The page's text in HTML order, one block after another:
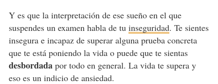
Y es que la interpretación de ese sueño en el que
suspendes un examen habla de tu inseguridad. Te sientes
insegura e incapaz de superar alguna prueba concreta
que te está poniendo la vida o puede que te sientas
desbordadapor todo en general. La vida te supera y
eso es un indicio de ansiedad.